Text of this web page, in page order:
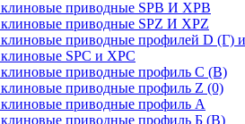
приводные SPB И XPB
приводные SPZ И XPZ
приводные профилей D (Г)
SPC и XPC
приводные профиль C (В)
приводные профиль Z (0)
приводные профиль А
приводные профиль Б (B)